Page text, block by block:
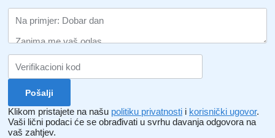
Klikom pristajete na našu politiku privatnosti i korisnički ugovor.
Vaši lični podaci će se obrađivati ​​u svrhu davanja odgovora na
vaš zahtjev.